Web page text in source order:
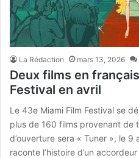
La Rédaction mars 13, 2026
Deux films en
Festival en avril
Le 43e Miami Film Festival se
plus de 160 films provenant de
d’ouverture sera « Tuner », le 9
raconte l’histoire d’un